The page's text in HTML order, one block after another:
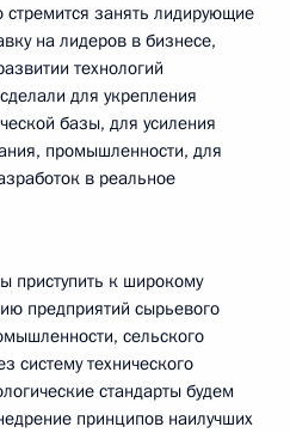
занять лидирующие
на лидеров в бизнесе,
технологий
для укрепления
базы, для усиления
промышленности, для
в реальное
приступить к широкому
предприятий сырьевого
сельского
систему технического
стандарты будем
принципов наилучших